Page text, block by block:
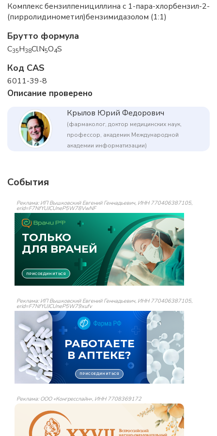
Комплекс бензилпенициллина с 1-пара-хлорбензил-2-
(пирролидинометил)бензимидазолом (1:1)
Брутто формула
C35H38ClN5O4S
Код CAS
6011-39-8
Описание проверено
Крылов Юрий Федорович
(фармаколог, доктор медицинских наук,
профессор, академик Международной
академии информатизации)
События
Реклама: ИП Вышковский Евгений Геннадьевич, ИНН 770406387105,
erid=F7NfYUJCUneP5W78VwNF
Реклама: ИП Вышковский Евгений Геннадьевич, ИНН 770406387105,
erid=F7NfYUJCUneP5W79xufv
Реклама: ООО «Конгресслайн», ИНН 7708369172